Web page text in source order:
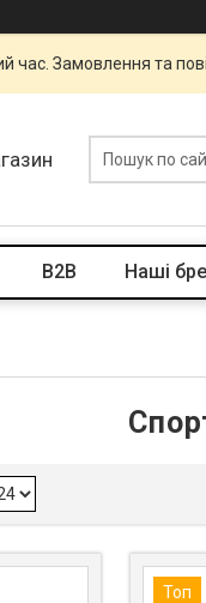
час. Замовлення та
B2B Наші
Топ